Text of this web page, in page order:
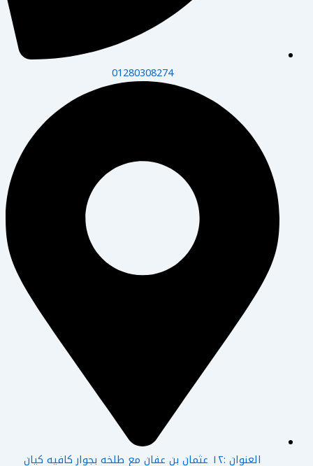
01280308274
العنوان :١٢ عثمان بن عفان مع طلخه بجوار كافيه كيان